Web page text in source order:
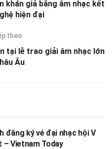
khán giả bằng âm nhạc kết
hiện đại
theo
tại lễ trao giải âm nhạc lớn
Âu
đăng ký vé đại nhạc hội V
– Vietnam Today